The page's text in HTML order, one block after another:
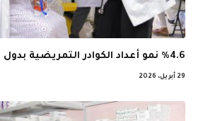
%4.6 نمو أعداد الكوادر التمريضية بدول الخليج خلال عقد
29 أبريل، 2026